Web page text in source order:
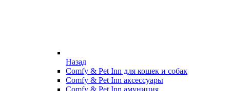
Назад
Comfy & Pet Inn для кошек и собак
Comfy & Pet Inn аксессуары
Comfy & Pet Inn амуниция